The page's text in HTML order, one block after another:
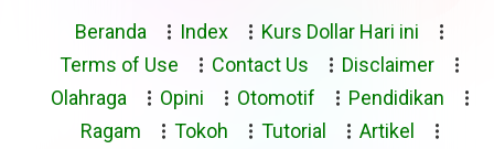
Beranda Index
Kurs Dollar Hari ini
Terms of Use
Contact Us
Disclaimer
Olahraga
Opini Otomotif
Pendidikan
Ragam
Tokoh Tutorial
Artikel